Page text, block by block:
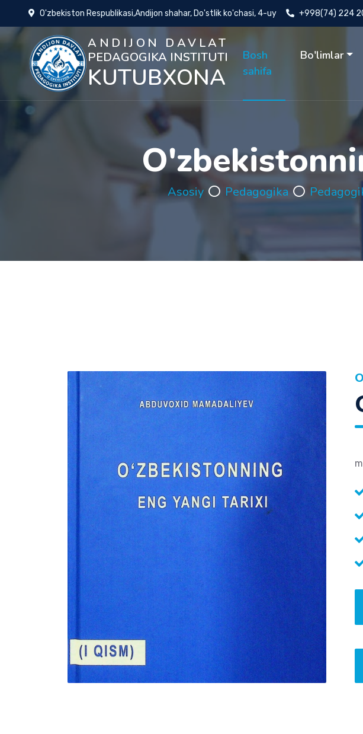
O'zbekiston Respublikasi,Andijon shahar, Do'stlik ko'chasi, 4-uy +998(74) 224
ANDIJON DAVLAT
PEDAGOGIKA INSTITUTI
KUTUBXONA
Bosh
sahifa
Bo'limlar
Asosiy Pedagogika